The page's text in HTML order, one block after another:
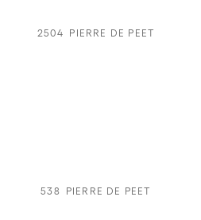
2504 PIERRE DE PEET
538 PIERRE DE PEET